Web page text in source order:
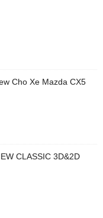
Cho Xe Mazda CX5
CLASSIC 3D&2D